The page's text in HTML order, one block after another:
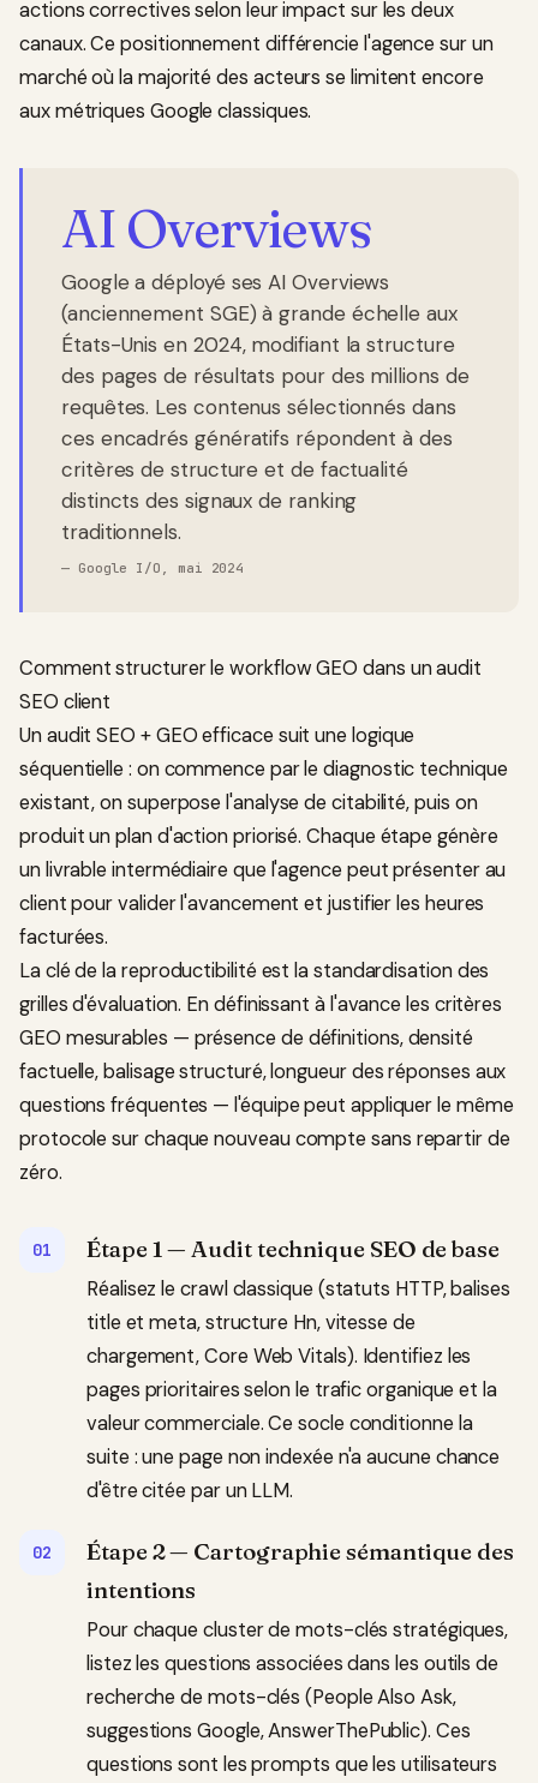
actions correctives selon leur impact sur les deux
canaux. Ce positionnement différencie l'agence sur un
marché où la majorité des acteurs se limitent encore
aux métriques Google classiques.
AI Overviews
Google a déployé ses AI Overviews
(anciennement SGE) à grande échelle aux
États-Unis en 2024, modifiant la structure
des pages de résultats pour des millions de
requêtes. Les contenus sélectionnés dans
ces encadrés génératifs répondent à des
critères de structure et de factualité
distincts des signaux de ranking
traditionnels.
— Google I/O, mai 2024
Comment structurer le workflow GEO dans un audit
SEO client
Un audit SEO + GEO efficace suit une logique
séquentielle : on commence par le diagnostic technique
existant, on superpose l'analyse de citabilité, puis on
produit un plan d'action priorisé. Chaque étape génère
un livrable intermédiaire que l'agence peut présenter au
client pour valider l'avancement et justifier les heures
facturées.
La clé de la reproductibilité est la standardisation des
grilles d'évaluation. En définissant à l'avance les critères
GEO mesurables — présence de définitions, densité
factuelle, balisage structuré, longueur des réponses aux
questions fréquentes — l'équipe peut appliquer le même
protocole sur chaque nouveau compte sans repartir de
zéro.
Étape 1 — Audit technique SEO de base
Réalisez le crawl classique (statuts HTTP, balises
title et meta, structure Hn, vitesse de
chargement, Core Web Vitals). Identifiez les
pages prioritaires selon le trafic organique et la
valeur commerciale. Ce socle conditionne la
suite : une page non indexée n'a aucune chance
d'être citée par un LLM.
Étape 2 — Cartographie sémantique des
intentions
Pour chaque cluster de mots-clés stratégiques,
listez les questions associées dans les outils de
recherche de mots-clés (People Also Ask,
suggestions Google, AnswerThePublic). Ces
questions sont les prompts que les utilisateurs